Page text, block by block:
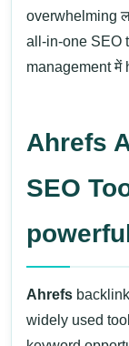
overwhelming
all-in-one SEO
management में
Ahrefs
SEO
Ahrefs
widely used